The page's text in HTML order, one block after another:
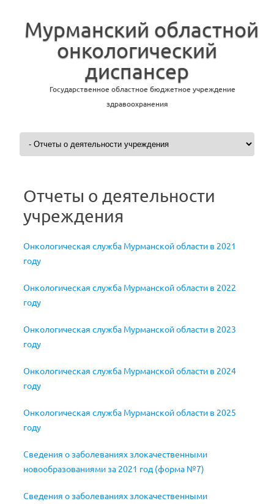
Мурманский областной
онкологический
диспансер
Государственное областное бюджетное учреждение
здравоохранения
Перейти к содержимому
Отчеты о деятельности
учреждения
Онкологическая служба Мурманской области в 2021
году
Онкологическая служба Мурманской области в 2022
году
Онкологическая служба Мурманской области в 2023
году
Онкологическая служба Мурманской области в 2024
году
Онкологическая служба Мурманской области в 2025
году
Сведения о заболеваниях злокачественными
новообразованиями за 2021 год (форма №7)
Сведения о заболеваниях злокачественными